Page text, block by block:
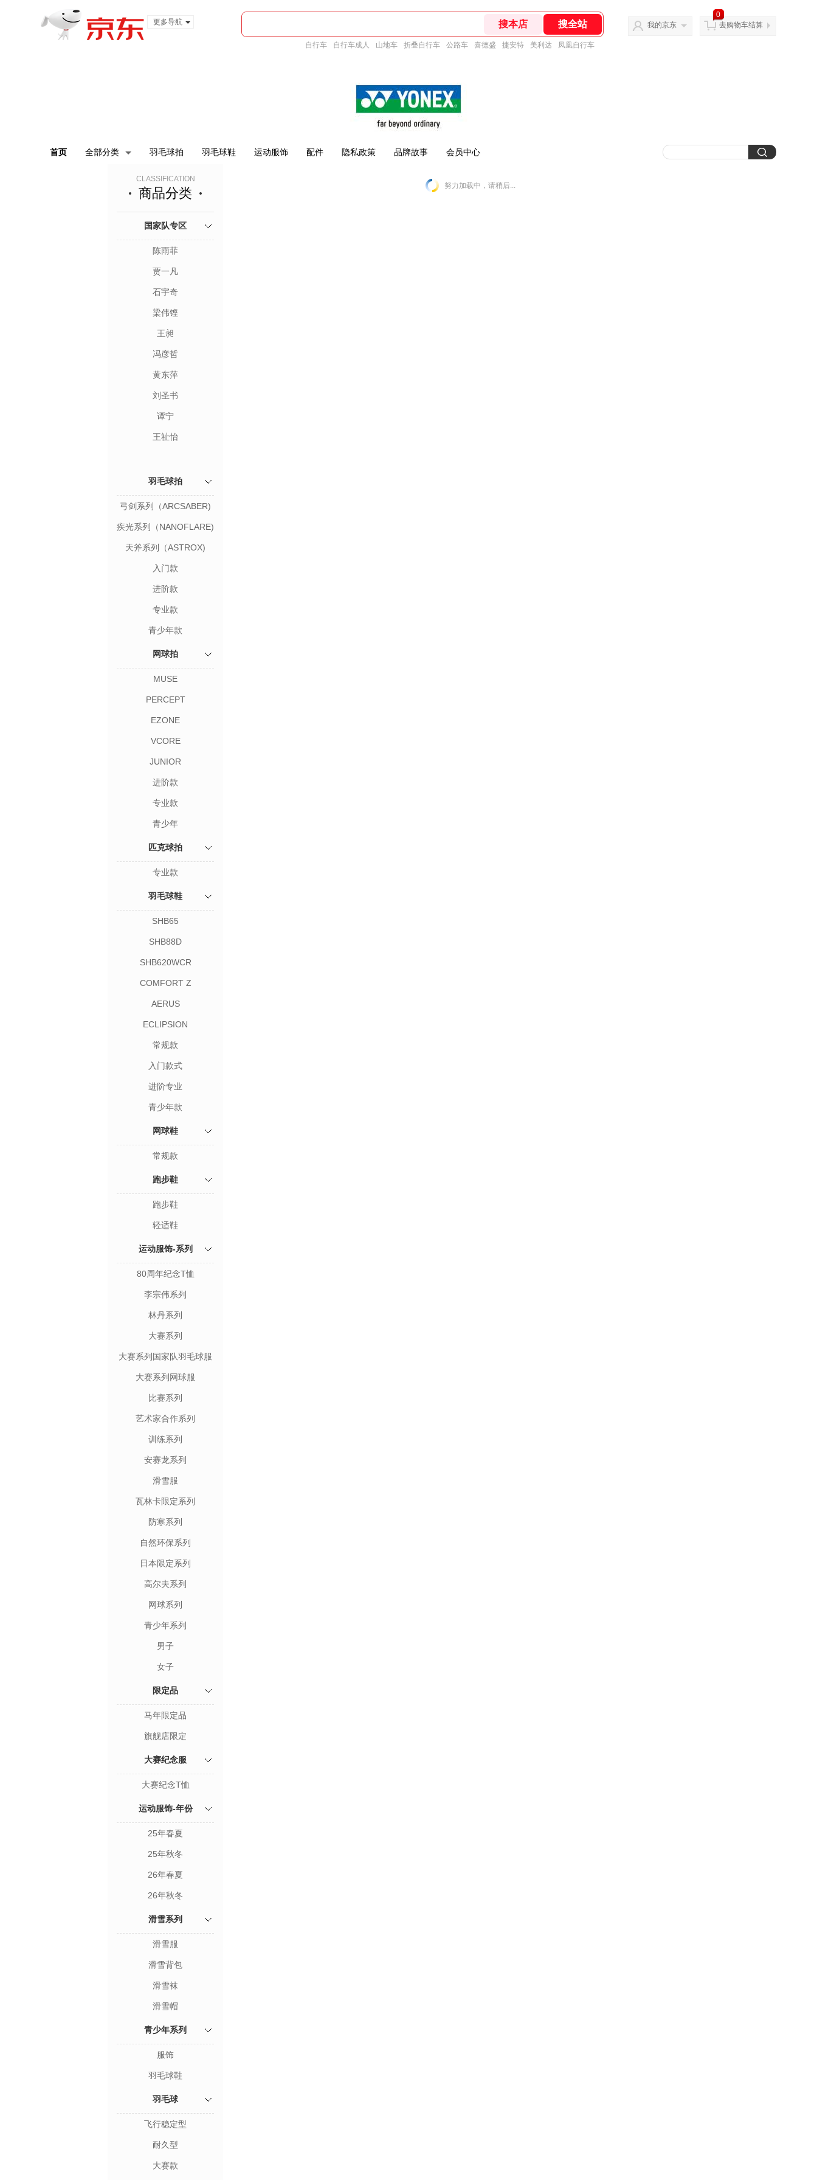
更多导航
自行车 自行车成人 山地车 折叠自行车 公路车 喜德盛 捷安特 美利达 凤凰自行车
我的京东
0
去购物车结算
首页 全部分类 羽毛球拍 羽毛球鞋 运动服饰 配件 隐私政策 品牌故事 会员中心
CLASSIFICATION
商品分类
国家队专区
陈雨菲
贾一凡
石宇奇
梁伟铿
王昶
冯彦哲
黄东萍
刘圣书
谭宁
王祉怡
羽毛球拍
弓剑系列（ARCSABER)
疾光系列（NANOFLARE)
天斧系列（ASTROX)
入门款
进阶款
专业款
青少年款
网球拍
MUSE
PERCEPT
EZONE
VCORE
JUNIOR
进阶款
专业款
青少年
匹克球拍
专业款
羽毛球鞋
SHB65
SHB88D
SHB620WCR
COMFORT Z
AERUS
ECLIPSION
常规款
入门款式
进阶专业
青少年款
网球鞋
常规款
跑步鞋
跑步鞋
轻适鞋
运动服饰-系列
80周年纪念T恤
李宗伟系列
林丹系列
大赛系列
大赛系列国家队羽毛球服
大赛系列网球服
比赛系列
艺术家合作系列
训练系列
安赛龙系列
滑雪服
瓦林卡限定系列
防寒系列
自然环保系列
日本限定系列
高尔夫系列
网球系列
青少年系列
男子
女子
限定品
马年限定品
旗舰店限定
大赛纪念服
大赛纪念T恤
运动服饰-年份
25年春夏
25年秋冬
26年春夏
26年秋冬
滑雪系列
滑雪服
滑雪背包
滑雪袜
滑雪帽
青少年系列
服饰
羽毛球鞋
羽毛球
飞行稳定型
耐久型
大赛款
努力加载中，请稍后...